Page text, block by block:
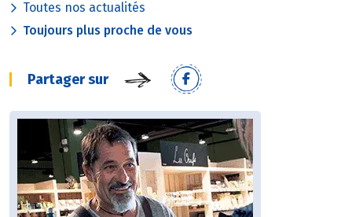
Toutes nos actualités
Toujours plus proche de vous
Partager sur